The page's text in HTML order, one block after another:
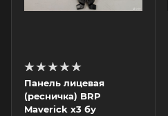
Панель лицевая
(ресничка) BRP
Maverick x3 бу